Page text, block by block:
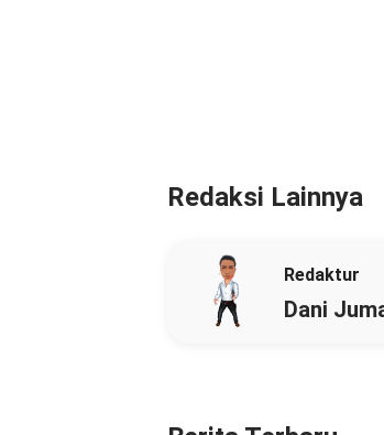
Redaksi Lainnya
Redaktur
Dani